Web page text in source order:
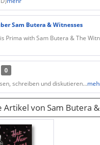
Sam Butera & Witnesses
Prima with Sam Butera & The
0
schreiben und diskutieren...
Artikel von Sam Butera